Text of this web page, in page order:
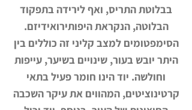
בבלוטת התריס, ואף לירידה בתפקוד
הבלוטה, הנקראת היפותירואידיזם.
הסימפטומים למצב קליני זה כוללים בין
היתר יובש בעור, שינויים בשיער, עייפות
וחולשה. יוד הינו חומר פעיל בתאי
קרטינוציטים, המהווים את עיקר השכבה